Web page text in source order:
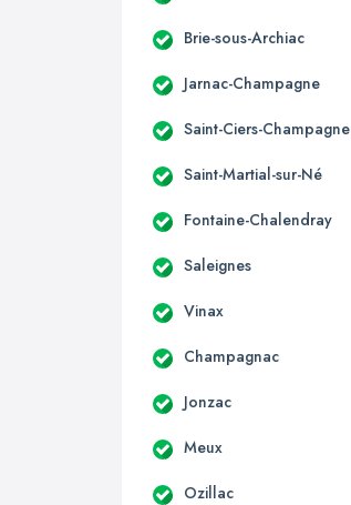
Brie-sous-Archiac
Jarnac-Champagne
Saint-Ciers-Champagne
Saint-Martial-sur-Né
Fontaine-Chalendray
Saleignes
Vinax
Champagnac
Jonzac
Meux
Ozillac